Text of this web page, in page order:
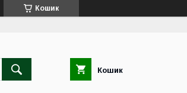
Кошик
Кошик